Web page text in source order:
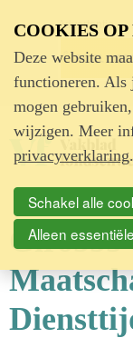
Advertentie
Giro555
COOKIES
Deze website
functioneren. Als
mogen
wijzigen. Meer
privacyverklaring.
Schakel alle
Alleen